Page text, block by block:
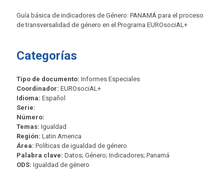
Guía básica de indicadores de Género: PANAMÁ para el proceso
de transversalidad de género en el Programa EUROsociAL+
Categorías
Tipo de documento: Informes Especiales
Coordinador: EUROsociAL+
Idioma: Español
Serie:
Número:
Temas: Igualdad
Región: Latin America
Área: Políticas de igualdad de género
Palabra clave: Datos; Género; Indicadores; Panamá
ODS: Igualdad de género